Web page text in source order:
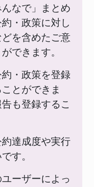
なで」まとめ
・政策に対し
を含めたご意
できます。
・政策を登録
とができま
も登録するこ
達成度や実行
す。
ーザーによっ